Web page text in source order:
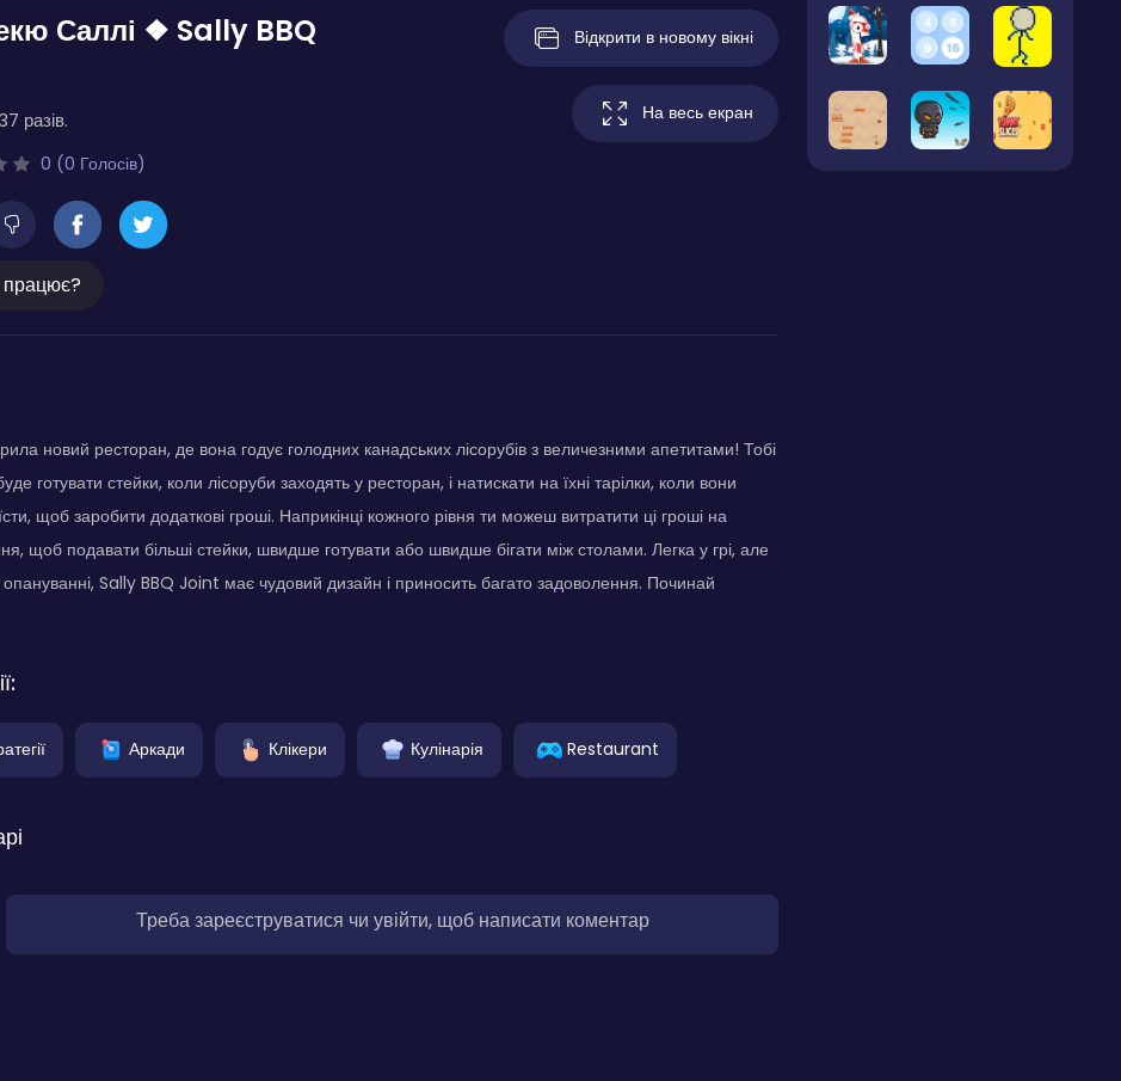
Саллі ❖ Sally BBQ
разів.
0 (0 Голосів)
Відкрити в новому вікні
На весь екран
новий ресторан, де вона годує голодних канадських лісорубів з величезними апетитами! Тобі
готувати стейки, коли лісоруби заходять у ресторан, і натискати на їхні тарілки, коли вони
щоб заробити додаткові гроші. Наприкінці кожного рівня ти можеш витратити ці гроші на
щоб подавати більші стейки, швидше готувати або швидше бігати між столами. Легка у грі, але
Sally BBQ Joint має чудовий дизайн і приносить багато задоволення. Починай
Аркади Клікери Кулінарія Restaurant
Треба зареєструватися чи увійти, щоб написати коментар